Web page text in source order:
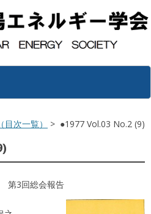
目次一覧） > ●1977 Vol.03 No.2 (9)
第3回総会報告